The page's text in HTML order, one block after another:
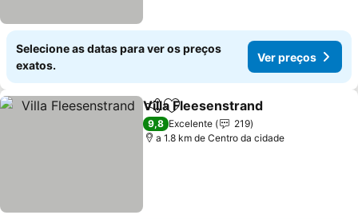
Selecione as datas para ver os preços
exatos.
Ver preços
PartilharAdicionar aos favoritos
Villa Fleesenstrand
9,8 Excelente
219
a 1.8 km de Centro da cidade